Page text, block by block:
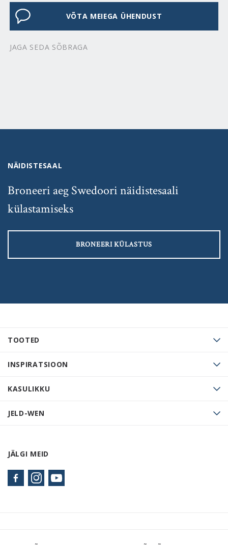
VÕTA MEIEGA ÜHENDUST
JAGA SEDA SÕBRAGA
TOOTED
INSPIRATSIOON
KASULIKKU
JELD-WEN
JÄLGI MEID
NÄIDISTESAAL
Broneeri aeg Swedoori näidistesaali
külastamiseks
BRONEERI KÜLASTUS